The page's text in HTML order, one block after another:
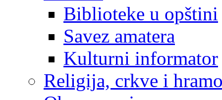
Biblioteke u opštini
Savez amatera
Kulturni informator
Religija, crkve i